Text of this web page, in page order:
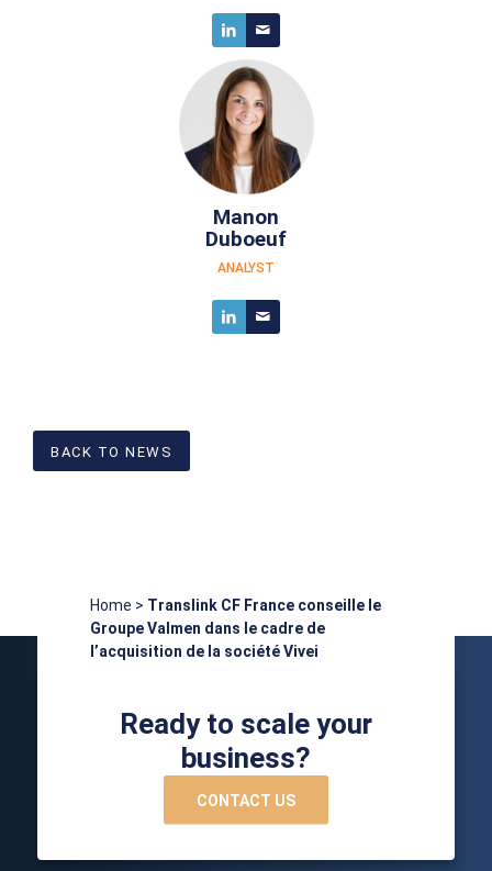
Manon
Duboeuf
ANALYST
BACK TO NEWS
Home > Translink CF France conseille le
Groupe Valmen dans le cadre de
l’acquisition de la société Vivei
Ready to scale your
business?
CONTACT US